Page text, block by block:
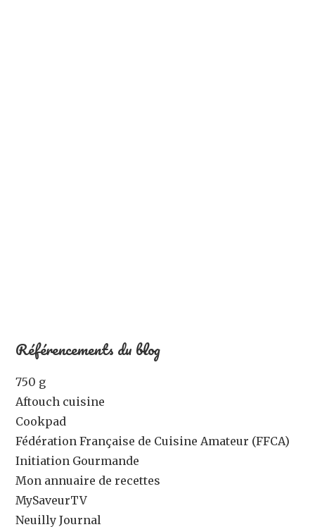
Référencements du blog
750 g
Aftouch cuisine
Cookpad
Fédération Française de Cuisine Amateur (FFCA)
Initiation Gourmande
Mon annuaire de recettes
MySaveurTV
Neuilly Journal